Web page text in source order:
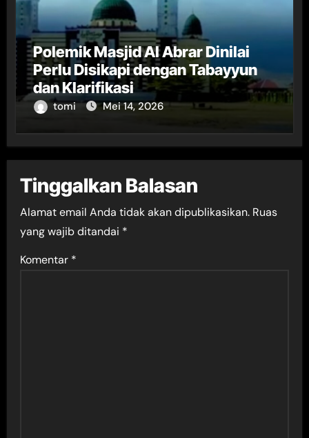
Polemik Masjid Al Abrar Dinilai
Perlu Disikapi dengan Tabayyun
dan Klarifikasi
tomi Mei 14, 2026
Tinggalkan Balasan
Alamat email Anda tidak akan dipublikasikan. Ruas
yang wajib ditandai *
Komentar *